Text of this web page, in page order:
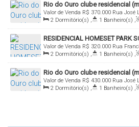
Rio do Ouro clube residencial
R$ 370.000
Valor de Venda
Rua José
Murta, Itajaí, Santa Catarina, Brasil
2 Dormitório(s) , 1 Banheiro(s) ,
Sala(s) , Total: 65.00~ 66.00m² ,
RESIDENCIAL HOMESET PARK
R$ 320.000
Valor de Venda
Rua
Murta, Itajaí, Santa Catarina, Brasil
2 Dormitório(s) , 1 Banheiro(s) ,
Sala(s) , 1 Vaga(s) , Útil: 40.00m²
Rio do Ouro clube residencial
R$ 430.000
Valor de Venda
Rua José
Murta, Itajaí, Santa Catarina, Brasil
2 Dormitório(s) , 1 Banheiro(s) ,